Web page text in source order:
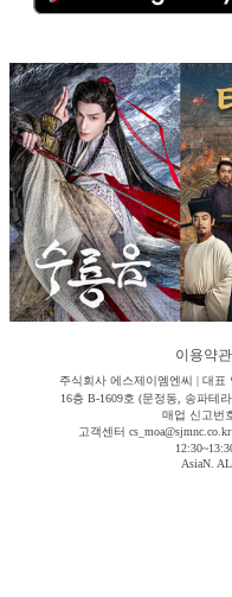
이용약관
주식회사 에스제이엠엔씨 | 대표
16층 B-1609호 (문정동, 송파테
매업 신고번
고객센터
AsiaN.